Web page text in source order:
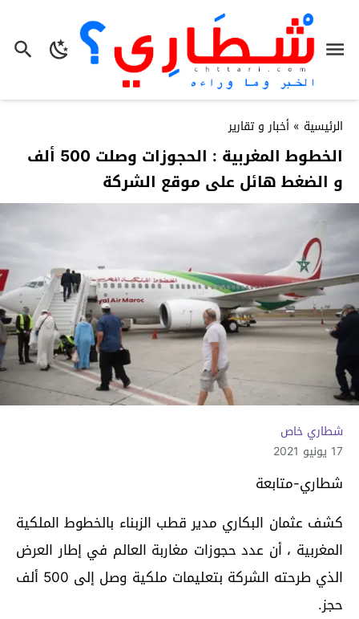
الرئيسية » أخبار و تقارير
الخطوط المغربية : الحجوزات وصلت 500 ألف
و الضغط هائل على موقع الشركة
شطاري خاص
17 يونيو 2021
شطاري-متابعة
كشف عثمان البكاري مدير قطب الزبناء بالخطوط الملكية
المغربية ، أن عدد حجوزات مغاربة العالم في إطار العرض
الذي طرحته الشركة بتعليمات ملكية وصل إلى 500 ألف
حجز.